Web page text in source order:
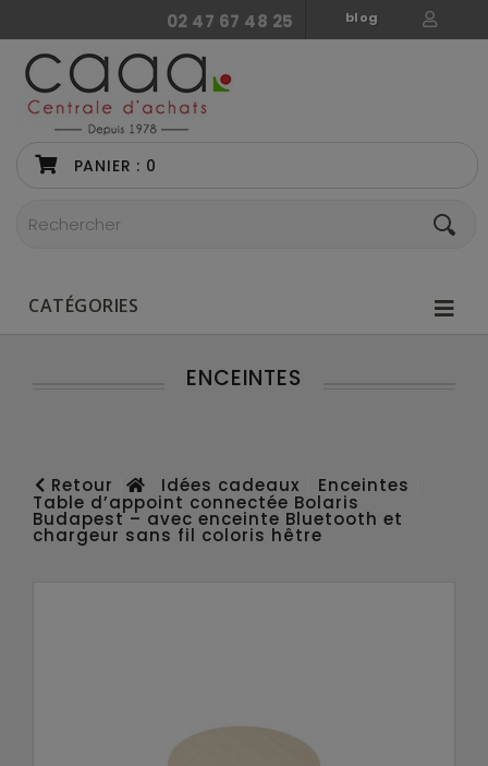
blog
02 47 67 48 25
PANIER : 0
CATÉGORIES
ENCEINTES
Retour Idées cadeaux Enceintes
Table d’appoint connectée Bolaris
Budapest – avec enceinte Bluetooth et
chargeur sans fil coloris hêtre